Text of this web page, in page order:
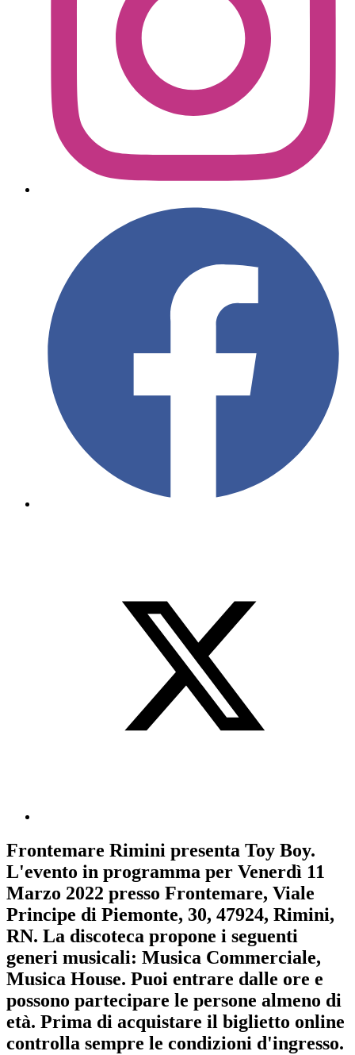
Frontemare Rimini presenta Toy Boy.
L'evento in programma per Venerdì 11
Marzo 2022 presso Frontemare, Viale
Principe di Piemonte, 30, 47924, Rimini,
RN. La discoteca propone i seguenti
generi musicali: Musica Commerciale,
Musica House. Puoi entrare dalle ore e
possono partecipare le persone almeno di
età. Prima di acquistare il biglietto online
controlla sempre le condizioni d'ingresso.